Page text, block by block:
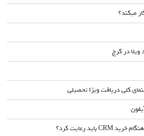
میکند؟
در کرج
کلی دریافت ویزا تحصیلی